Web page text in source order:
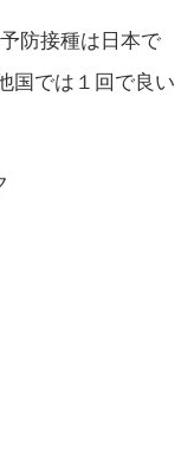
防接種は日本で
国では１回で良い